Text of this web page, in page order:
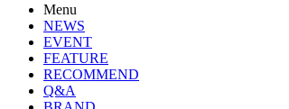
Menu
NEWS
EVENT
FEATURE
RECOMMEND
Q&A